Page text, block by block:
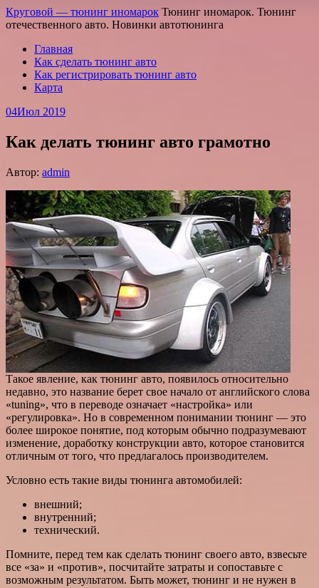
Круговой — тюнинг иномарок Тюнинг иномарок. Тюнинг
отечественного авто. Новинки автотюнинга
Главная
Как сделать тюнинг авто
Как регистрировать тюнинг авто
Карта
04Июл 2019
Как делать тюнинг авто грамотно
Автор: admin
Такое явление, как тюнинг авто, появилось относительно
недавно, это название берет свое начало от английского слова
«tuning», что в переводе означает «настройка» или
«регулировка». Но в современном понимании тюнинг — это
более широкое понятие, под которым обычно подразумевают
изменение, доработку конструкции авто, которое становится
отличным от того, что предлагалось производителем.
Условно есть такие виды тюнинга автомобилей:
внешний;
внутренний;
технический.
Помните, перед тем как сделать тюнинг своего авто, взвесьте
все «за» и «против», посчитайте затраты и сопоставьте с
возможным результатом. Быть может, тюнинг и не нужен в